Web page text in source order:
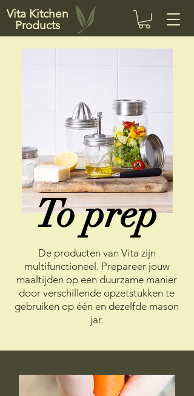
Vita Kitchen
Products
To prep
​De producten van Vita zijn
multifunctioneel. Prepareer jouw
maaltijden op een duurzame manier
door verschillende opzetstukken te
gebruiken op één en dezelfde mason
jar.